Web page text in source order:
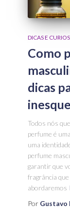
DICAS E
Como
dicas
Todos nós
perfume é
uma
perfume
garantir que
fragrância
abordaremos
Por Gustavo